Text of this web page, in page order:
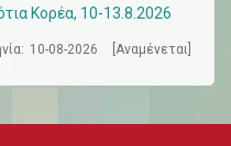
Κορέα, 10-13.8.2026
10-08-2026 [Αναμένεται]